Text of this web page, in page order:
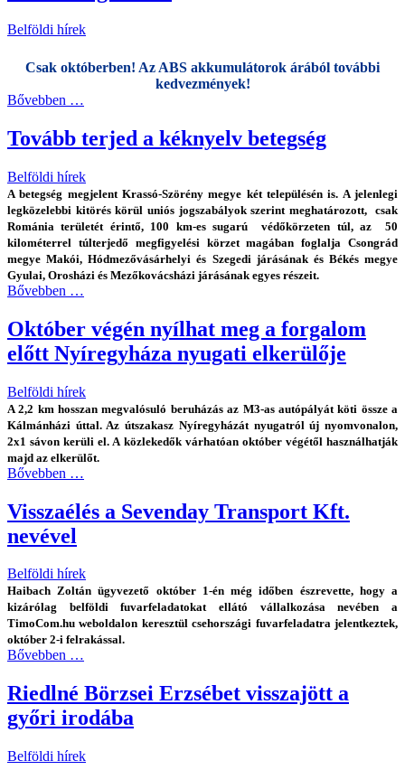
Belföldi hírek
Csak októberben! Az ABS akkumulátorok árából további
kedvezmények!
Bővebben …
Tovább terjed a kéknyelv betegség
Belföldi hírek
A betegség megjelent Krassó-Szörény megye két településén is. A jelenlegi
legközelebbi kitörés körül uniós jogszabályok szerint meghatározott, csak
Románia területét érintő, 100 km-es sugarú védőkörzeten túl, az 50
kilométerrel túlterjedő megfigyelési körzet magában foglalja Csongrád
megye Makói, Hódmezővásárhelyi és Szegedi járásának és Békés megye
Gyulai, Orosházi és Mezőkovácsházi járásának egyes részeit.
Bővebben …
Október végén nyílhat meg a forgalom
előtt Nyíregyháza nyugati elkerülője
Belföldi hírek
A 2,2 km hosszan megvalósuló beruházás az M3-as autópályát köti össze a
Kálmánházi úttal. Az útszakasz Nyíregyházát nyugatról új nyomvonalon,
2x1 sávon kerüli el. A közlekedők várhatóan október végétől használhatják
majd az elkerülőt.
Bővebben …
Visszaélés a Sevenday Transport Kft.
nevével
Belföldi hírek
Haibach Zoltán ügyvezető október 1-én még időben észrevette, hogy a
kizárólag belföldi fuvarfeladatokat ellátó vállalkozása nevében a
TimoCom.hu weboldalon keresztül csehországi fuvarfeladatra jelentkeztek,
október 2-i felrakással.
Bővebben …
Riedlné Börzsei Erzsébet visszajött a
győri irodába
Belföldi hírek